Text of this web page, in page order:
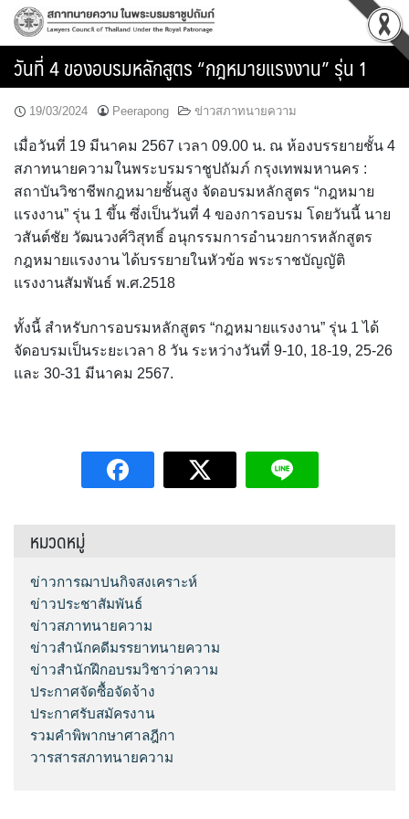
Skip
content
วันที่ 4 ของอบรมหลักสูตร “กฎหมายแรงงาน” รุ่น 1
19/03/2024 Peerapong ข่าวสภาทนายความ
เมื่อวันที่ 19 มีนาคม 2567 เวลา 09.00 น. ณ ห้องบรรยายชั้น 4
สภาทนายความในพระบรมราชูปถัมภ์ กรุงเทพมหานคร :
สถาบันวิชาชีพกฎหมายชั้นสูง จัดอบรมหลักสูตร “กฎหมาย
แรงงาน” รุ่น 1 ขึ้น ซึ่งเป็นวันที่ 4 ของการอบรม โดยวันนี้ นาย
วสันต์ชัย วัฒนวงศ์วิสุทธิ์ อนุกรรมการอำนวยการหลักสูตร
กฎหมายแรงงาน ได้บรรยายในหัวข้อ พระราชบัญญัติ
แรงงานสัมพันธ์ พ.ศ.2518
ทั้งนี้ สำหรับการอบรมหลักสูตร “กฎหมายแรงงาน” รุ่น 1 ได้
จัดอบรมเป็นระยะเวลา 8 วัน ระหว่างวันที่ 9-10, 18-19, 25-26
และ 30-31 มีนาคม 2567.
หมวดหมู่
ข่าวการฌาปนกิจสงเคราะห์
ข่าวประชาสัมพันธ์
ข่าวสภาทนายความ
ข่าวสำนักคดีมรรยาทนายความ
ข่าวสำนักฝึกอบรมวิชาว่าความ
ประกาศจัดซื้อจัดจ้าง
ประกาศรับสมัครงาน
รวมคำพิพากษาศาลฎีกา
วารสารสภาทนายความ